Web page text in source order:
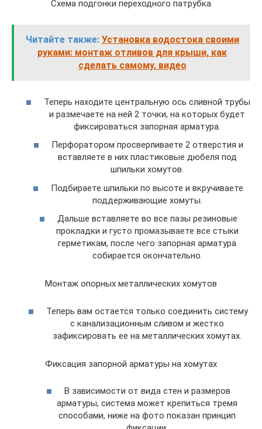
Схема подгонки переходного патрубка
Читайте также: Установка водостока своими
руками: монтаж отливов для крыши, как
сделать самому, видео
Теперь находите центральную ось сливной трубы
и размечаете на ней 2 точки, на которых будет
фиксироваться запорная арматура.
Перфоратором просверливаете 2 отверстия и
вставляете в них пластиковые дюбеля под
шпильки хомутов.
Подбираете шпильки по высоте и вкручиваете
поддерживающие хомуты.
Дальше вставляете во все пазы резиновые
прокладки и густо промазываете все стыки
герметикам, после чего запорная арматура
собирается окончательно.
Монтаж опорных металлических хомутов
Теперь вам остается только соединить систему
с канализационным сливом и жестко
зафиксировать ее на металлических хомутах.
Фиксация запорной арматуры на хомутах
В зависимости от вида стен и размеров
арматуры, система может крепиться тремя
способами, ниже на фото показан принцип